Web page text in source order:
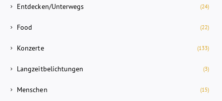
Entdecken/Unterwegs (24)
Food (22)
Konzerte (133)
Langzeitbelichtungen (3)
Menschen (15)